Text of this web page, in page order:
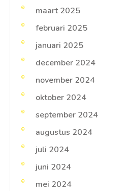
maart 2025
februari 2025
januari 2025
december 2024
november 2024
oktober 2024
september 2024
augustus 2024
juli 2024
juni 2024
mei 2024